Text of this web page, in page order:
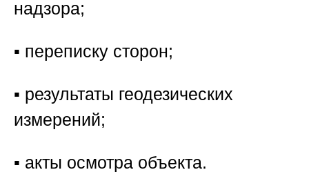
надзора;
▪️ переписку сторон;
▪️ результаты геодезических
измерений;
▪️ акты осмотра объекта.